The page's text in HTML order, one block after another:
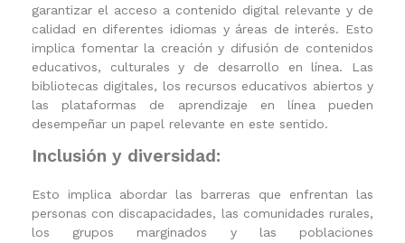
garantizar el acceso a contenido digital relevante y de
calidad en diferentes idiomas y áreas de interés. Esto
implica fomentar la creación y difusión de contenidos
educativos, culturales y de desarrollo en línea. Las
bibliotecas digitales, los recursos educativos abiertos y
las plataformas de aprendizaje en línea pueden
desempeñar un papel relevante en este sentido.
Inclusión y diversidad:
Esto implica abordar las barreras que enfrentan las
personas con discapacidades, las comunidades rurales,
los grupos marginados y las poblaciones